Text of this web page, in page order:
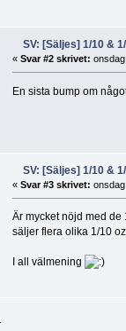
SV: [Säljes] 1/10 &
« Svar #2 skrivet:
En sista bump om
SV: [Säljes] 1/10 &
« Svar #3 skrivet:
Är mycket nöjd med de
säljer flera olika 1/10
I all välmening